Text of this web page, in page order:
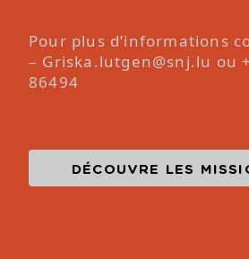
Pour plus d’informations
– Griska.lutgen@snj.lu ou
86494
DÉCOUVRE LES